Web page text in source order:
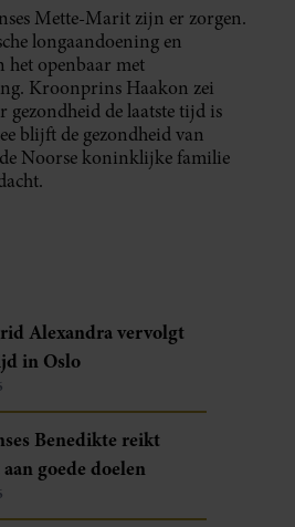
Mette-Marit zijn er zorgen.
longaandoening en
het openbaar met
Kroonprins Haakon zei
gezondheid de laatste tijd is
blijft de gezondheid van
Noorse koninklijke familie
Alexandra vervolgt
in Oslo
Benedikte reikt
goede doelen